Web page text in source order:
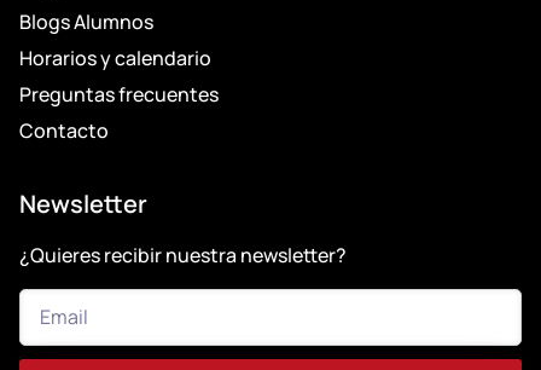
Blogs Alumnos
Horarios y calendario
Preguntas frecuentes
Contacto
Newsletter
¿Quieres recibir nuestra newsletter?